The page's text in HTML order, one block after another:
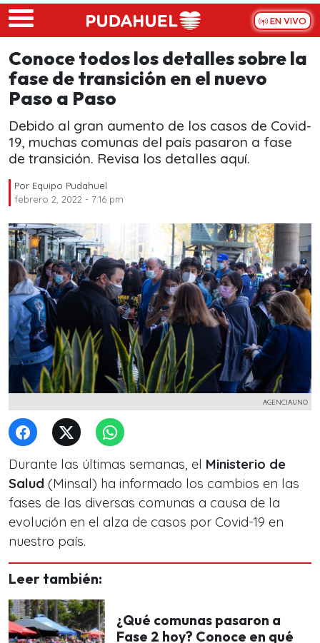
Skip to main content
EN VIVO
Conoce todos los detalles sobre la
fase de transición en el nuevo
Paso a Paso
Debido al gran aumento de los casos de Covid-
19, muchas comunas del país pasaron a fase
de transición. Revisa los detalles aquí.
Por Equipo Pudahuel
febrero 2, 2022 - 7:16 pm
AGENCIAUNO
Durante las últimas semanas, el Ministerio de
Salud (Minsal) ha informado los cambios en las
fases de las diversas comunas a causa de la
evolución en el alza de casos por Covid-19 en
nuestro país.
Leer también:
¿Qué comunas pasaron a
Fase 2 hoy? Conoce en qué